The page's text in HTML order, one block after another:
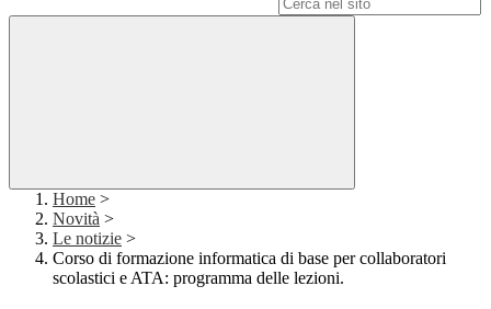
Home >
Novità >
Le notizie >
Corso di formazione informatica di base per collaboratori
scolastici e ATA: programma delle lezioni.